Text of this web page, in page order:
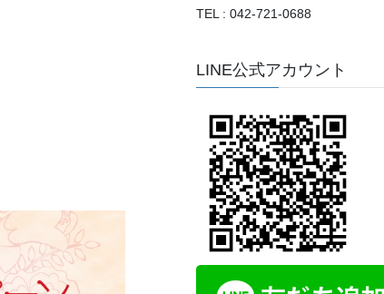
TEL : 042-721-0688
LINE公式アカウント